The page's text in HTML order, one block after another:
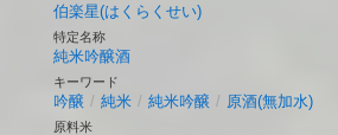
伯楽星(はくらくせい)
特定名称
純米吟醸酒
キーワード
吟醸 / 純米 / 純米吟醸 / 原酒(無加水)
原料米